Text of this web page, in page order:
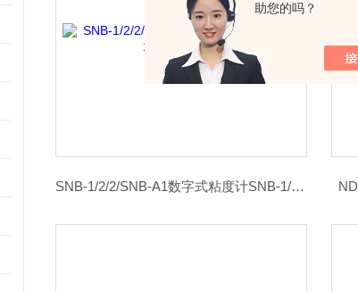
助您的吗？
SNB-1/2/2/SNB-A1数字式粘度计SNB-1/2/2/SNB-A1